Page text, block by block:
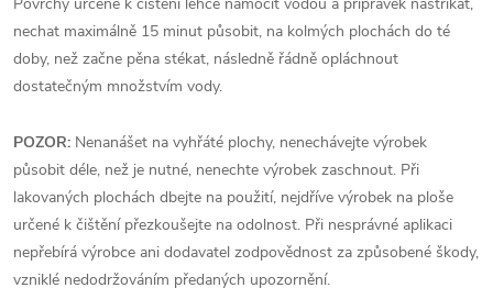
nechat maximálně 15 minut působit, na kolmých plochách do té
doby, než začne pěna stékat, následně řádně opláchnout
dostatečným množstvím vody.
POZOR: Nenanášet na vyhřáté plochy, nenechávejte výrobek
působit déle, než je nutné, nenechte výrobek zaschnout. Při
lakovaných plochách dbejte na použití, nejdříve výrobek na ploše
určené k čištění přezkoušejte na odolnost. Při nesprávné aplikaci
nepřebírá výrobce ani dodavatel zodpovědnost za způsobené škody,
vzniklé nedodržováním předaných upozornění.